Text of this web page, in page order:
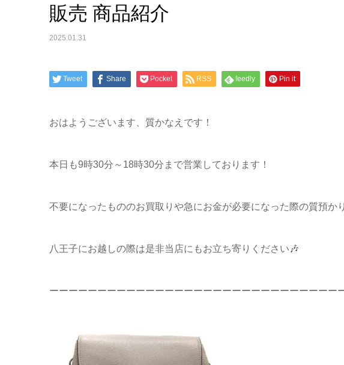
販売 商品紹介
2025.01.31
Tweet Share Pocket RSS feedly Pin it
おはようございます、質かなえです！
本日も9時30分～18時30分まで営業しております！
不要になったもののお買取りや急にお金が必要になった際の質預か
八王子にお越しの際は是非当店にもお立ち寄りください🎶
ーーーーーーーーーーーーーーーーーーーーーーーーーーーーーー